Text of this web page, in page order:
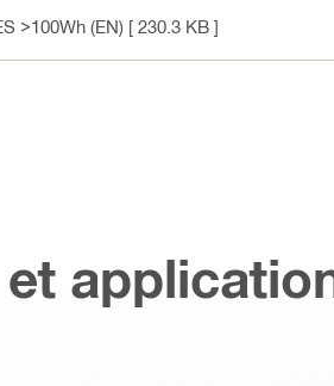
>100Wh (EN) [ 230.3 KB ]